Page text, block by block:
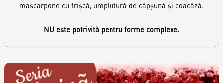
mascarpone cu frișcă, umplutură de căpșună și coacăză.
NU este potrivită pentru forme complexe.